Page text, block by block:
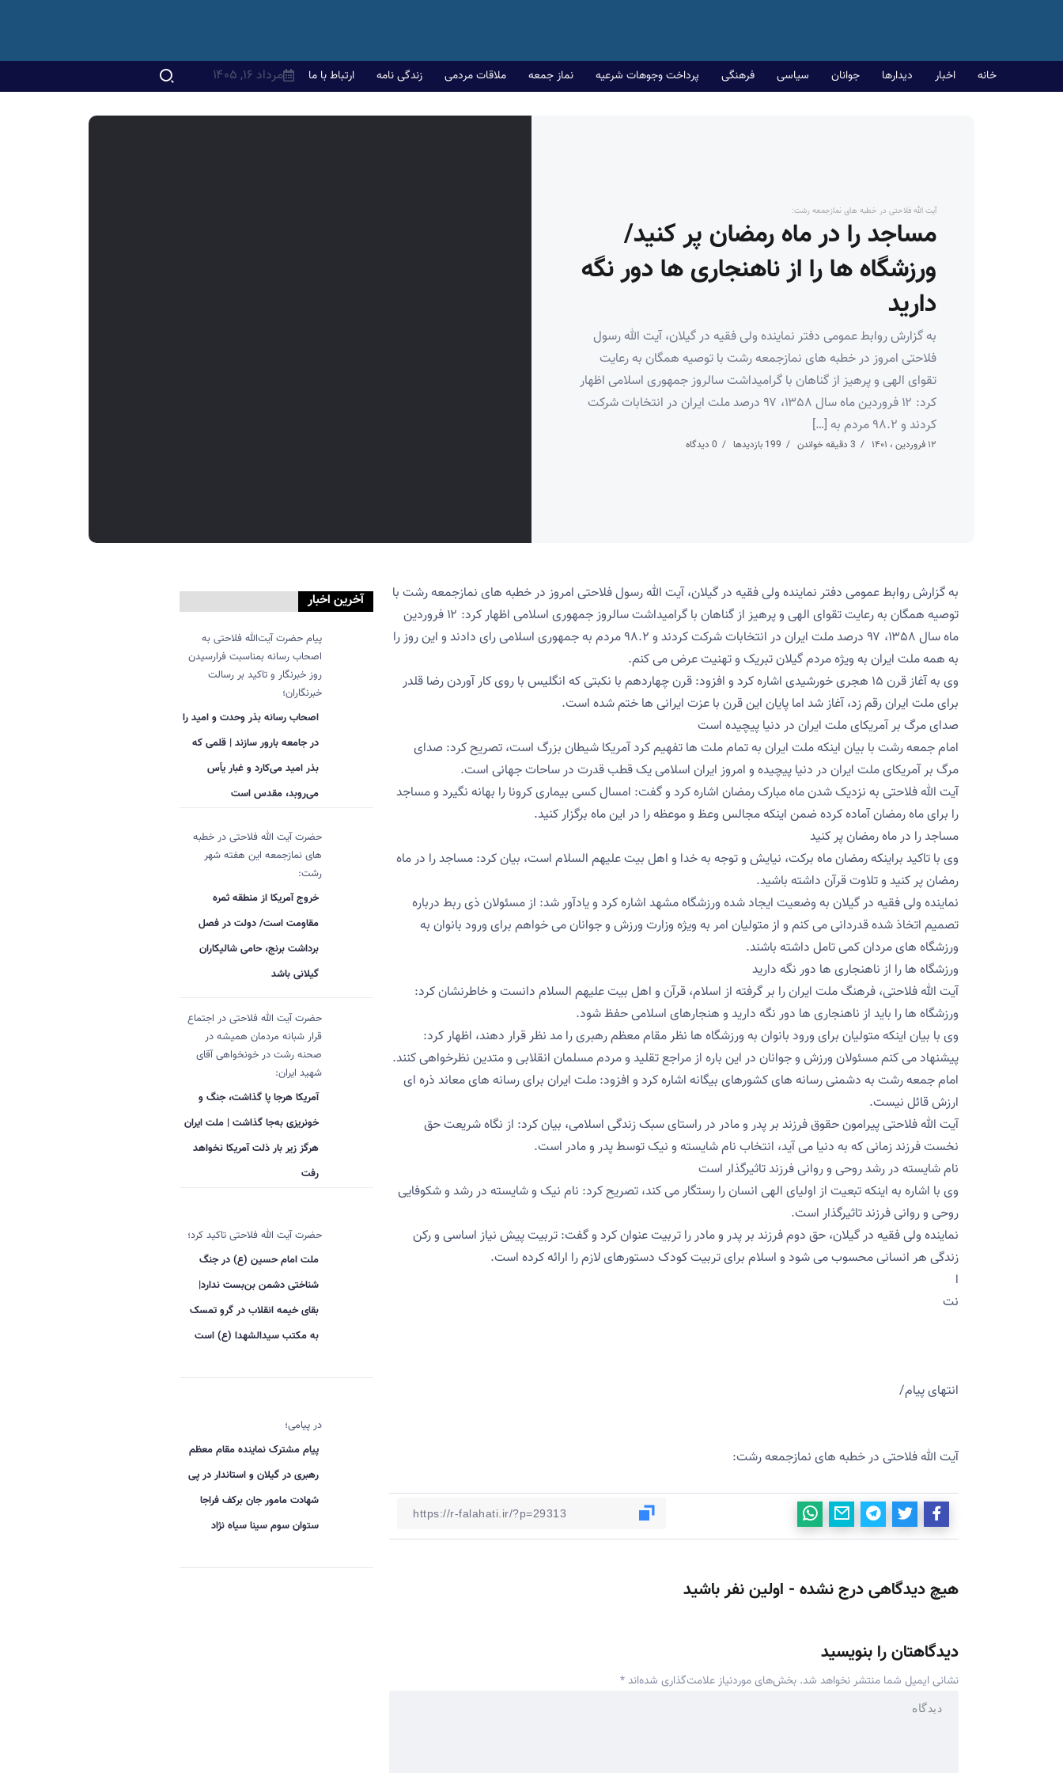
خانه اخبار دیدارها جوانان سیاسی فرهنگی پرداخت وجوهات شرعیه نماز جمعه ملاقات مردمی زندگی نامه ارتباط با ما مرداد ۱۶, ۱۴۰۵
آیت الله فلاحتی در خطبه های نمازجمعه رشت:
مساجد را در ماه رمضان پر کنید/
ورزشگاه ها را از ناهنجاری ها دور نگه
دارید
به گزارش روابط عمومی دفتر نماینده ولی فقیه در گیلان، آیت الله رسول
فلاحتی امروز در خطبه های نمازجمعه رشت با توصیه همگان به رعایت
تقوای الهی و پرهیز از گناهان با گرامیداشت سالروز جمهوری اسلامی اظهار
کرد: ۱۲ فروردین ماه سال ۱۳۵۸، ۹۷ درصد ملت ایران در انتخابات شرکت
کردند و ۹۸.۲ مردم به […]
۱۲ فروردین ، ۱۴۰۱ 3 دقیقه خواندن 199 بازدیدها 0 دیدگاه
به گزارش روابط عمومی دفتر نماینده ولی فقیه در گیلان، آیت الله رسول فلاحتی امروز در خطبه های نمازجمعه رشت با
توصیه همگان به رعایت تقوای الهی و پرهیز از گناهان با گرامیداشت سالروز جمهوری اسلامی اظهار کرد: ۱۲ فروردین
ماه سال ۱۳۵۸، ۹۷ درصد ملت ایران در انتخابات شرکت کردند و ۹۸.۲ مردم به جمهوری اسلامی رای دادند و این روز را
به همه ملت ایران به ویژه مردم گیلان تبریک و تهنیت عرض می کنم.
وی به آغاز قرن ۱۵ هجری خورشیدی اشاره کرد و افزود: قرن چهاردهم با نکبتی که انگلیس با روی کار آوردن رضا قلدر
برای ملت ایران رقم زد، آغاز شد اما پایان این قرن با عزت ایرانی ها ختم شده است.
صدای مرگ بر آمریکای ملت ایران در دنیا پیچیده است
امام جمعه رشت با بیان اینکه ملت ایران به تمام ملت ها تفهیم کرد آمریکا شیطان بزرگ است، تصریح کرد: صدای
مرگ بر آمریکای ملت ایران در دنیا پیچیده و امروز ایران اسلامی یک قطب قدرت در ساحات جهانی است.
آیت الله فلاحتی به نزدیک شدن ماه مبارک رمضان اشاره کرد و گفت: امسال کسی بیماری کرونا را بهانه نگیرد و مساجد
را برای ماه رمضان آماده کرده ضمن اینکه مجالس وعظ و موعظه را در این ماه برگزار کنید.
مساجد را در ماه رمضان پر کنید
وی با تاکید براینکه رمضان ماه برکت، نیایش و توجه به خدا و اهل بیت علیهم السلام است، بیان کرد: مساجد را در ماه
رمضان پر کنید و تلاوت قرآن داشته باشید.
نماینده ولی فقیه در گیلان به وضعیت ایجاد شده ورزشگاه مشهد اشاره کرد و یادآور شد: از مسئولان ذی ربط درباره
تصمیم اتخاذ شده قدردانی می کنم و از متولیان امر به ویژه وزارت ورزش و جوانان می خواهم برای ورود بانوان به
ورزشگاه های مردان کمی تامل داشته باشند.
ورزشگاه ها را از ناهنجاری ها دور نگه دارید
آیت الله فلاحتی، فرهنگ ملت ایران را بر گرفته از اسلام، قرآن و اهل بیت علیهم السلام دانست و خاطرنشان کرد:
ورزشگاه ها را باید از ناهنجاری ها دور نگه دارید و هنجارهای اسلامی حفظ شود.
وی با بیان اینکه متولیان برای ورود بانوان به ورزشگاه ها نظر مقام معظم رهبری را مد نظر قرار دهند، اظهار کرد:
پیشنهاد می کنم مسئولان ورزش و جوانان در این باره از مراجع تقلید و مردم مسلمان انقلابی و متدین نظرخواهی کنند.
امام جمعه رشت به دشمنی رسانه های کشورهای بیگانه اشاره کرد و افزود: ملت ایران برای رسانه های معاند ذره ای
ارزش قائل نیست.
آیت الله فلاحتی پیرامون حقوق فرزند بر پدر و مادر در راستای سبک زندگی اسلامی، بیان کرد: از نگاه شریعت حق
نخست فرزند زمانی که به دنیا می آید، انتخاب نام شایسته و نیک توسط پدر و مادر است.
نام شایسته در رشد روحی و روانی فرزند تاثیرگذار است
وی با اشاره به اینکه تبعیت از اولیای الهی انسان را رستگار می کند، تصریح کرد: نام نیک و شایسته در رشد و شکوفایی
روحی و روانی فرزند تاثیرگذار است.
نماینده ولی فقیه در گیلان، حق دوم فرزند بر پدر و مادر را تربیت عنوان کرد و گفت: تربیت پیش نیاز اساسی و رکن
زندگی هر انسانی محسوب می شود و اسلام برای تربیت کودک دستورهای لازم را ارائه کرده است.
ا
نت
انتهای پیام/
آیت الله فلاحتی در خطبه های نمازجمعه رشت:
هیچ دیدگاهی درج نشده - اولین نفر باشید
دیدگاهتان را بنویسید
نشانی ایمیل شما منتشر نخواهد شد. بخش‌های موردنیاز علامت‌گذاری شده‌اند*
آخرین اخبار
پیام حضرت آیت‌الله فلاحتی به
اصحاب رسانه بمناسبت فرارسیدن
روز خبرنگار و تاکید بر رسالت
خبرنگاران؛
اصحاب رسانه بذر وحدت و امید را
در جامعه بارور سازند | قلمی که
بذر امید می‌کارد و غبار یأس
می‌روبد، مقدس است
حضرت آیت الله فلاحتی در خطبه
های نمازجمعه این هفته شهر
رشت:
خروج آمریکا از منطقه ثمره
مقاومت است/ دولت در فصل
برداشت برنج، حامی شالیکاران
گیلانی باشد
حضرت آیت الله فلاحتی در اجتماع
قرار شبانه مردمان همیشه در
صحنه رشت در خونخواهی آقای
شهید ایران:
آمریکا هرجا پا گذاشت، جنگ و
خونریزی به‌جا گذاشت | ملت ایران
هرگز زیر بار ذلت آمریکا نخواهد
رفت
حضرت آیت الله فلاحتی تاکید کرد؛
ملت امام حسین (ع) در جنگ
شناختی دشمن بن‌بست ندارد|
بقای خیمه انقلاب در گرو تمسک
به مکتب سیدالشهدا (ع) است
در پیامی؛
پیام مشترک نماینده مقام معظم
رهبری در گیلان و استاندار در پی
شهادت مامور جان برکف فراجا
ستوان سوم سینا سیاه نژاد